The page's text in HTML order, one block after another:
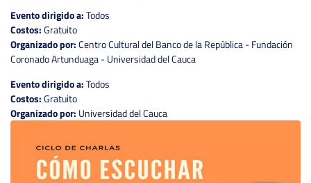
Evento dirigido a:Todos
Costos:Gratuito
Organizado por:Centro Cultural del Banco de la República - Fundación
Coronado Artunduaga - Universidad del Cauca
Evento dirigido a:Todos
Costos:Gratuito
Organizado por: Universidad del Cauca